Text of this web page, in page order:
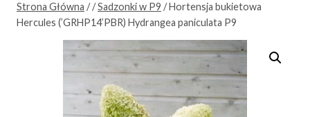
Strona Główna //Sadzonki w P9 /Hortensja bukietowa
Hercules (’GRHP14’PBR) Hydrangea paniculata P9